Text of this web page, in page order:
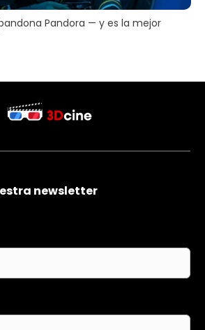
Pandora — y es la mejor
newsletter